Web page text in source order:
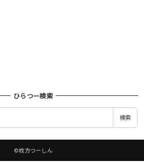
ひらつー検索
検索
©枚方つーしん